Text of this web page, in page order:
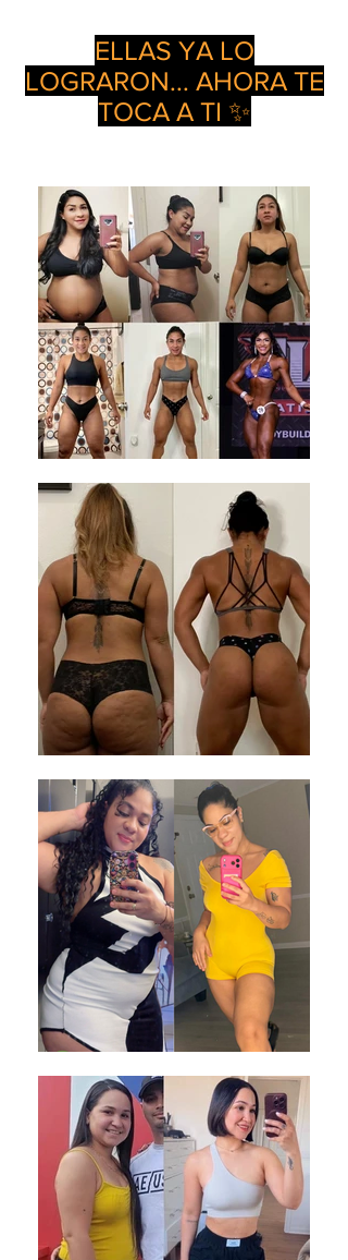
ELLAS YA LO
LOGRARON... AHORA TE
TOCA A TI ✨